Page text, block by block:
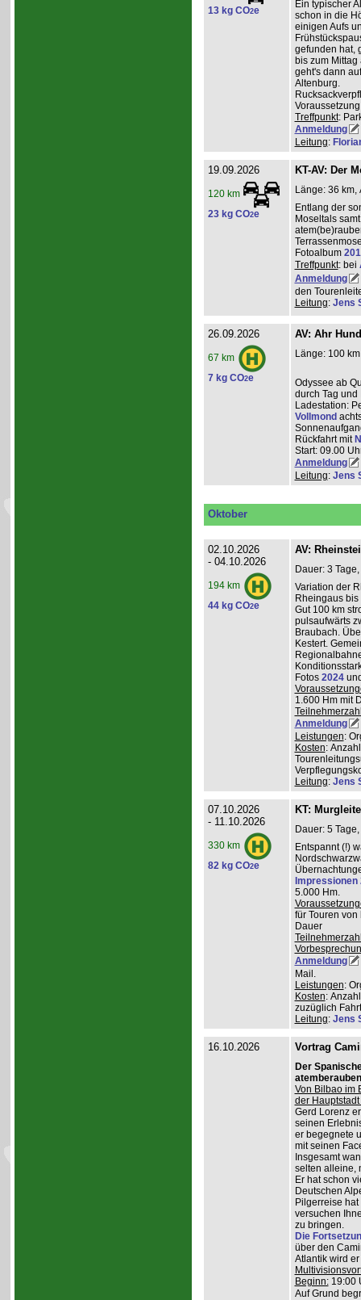
13 kg CO2e
Ein typischer
schon in die
einigen Aufs
gefunden hat,
bis zum
geht's dann
Altenburg.
Treffpunkt:
Anmeldung
Leitung:
19.09.2026
120 km
23 kg CO2e
KT-AV: Der
Länge: 36 km,
Entlang der
Moseltals
Fotoalbum
Treffpunkt: bei
Anmeldung
den
Leitung: Jens
26.09.2026
67 km
7 kg CO2e
AV: Ahr
Länge: 100
Odyssee ab
durch Tag
Ladestation:
Vollmond
Rückfahrt mit
Start: 09.00
Anmeldung
Leitung: Jens
Oktober
02.10.2026
- 04.10.2026
194 km
44 kg CO2e
AV:
Dauer: 3
Variation der
Rheingaus
Gut 100 km
pulsaufwärts
Braubach.
Kestert.
Fotos 2024
1.600 Hm mit
Anmeldung
Leistungen:
Kosten:
Leitung: Jens
07.10.2026
- 11.10.2026
330 km
82 kg CO2e
KT:
Dauer: 5
Entspannt (!)
Impressionen
5.000 Hm.
für Touren
Dauer
Anmeldung
Mail.
Leistungen:
Kosten:
zuzüglich
Leitung: Jens
16.10.2026 Vortrag
Der
Von Bilbao im
der
Gerd Lorenz
seinen
er begegnete
mit seinen
Insgesamt
selten alleine,
Er hat schon
Deutschen
Pilgerreise
versuchen
zu bringen.
Die
über den
Atlantik wird
Beginn:19:00
Auf Grund